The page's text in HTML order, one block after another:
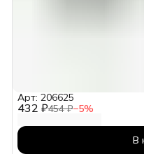
432 ₽454 ₽−5%
Арт: 206625
В